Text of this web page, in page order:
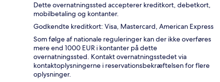
Dette overnatningssted accepterer kreditkort, debetkort,
mobilbetaling og kontanter.
Godkendte kreditkort: Visa, Mastercard, American Express
Som følge af nationale reguleringer kan der ikke overføres
mere end 1000 EUR i kontanter på dette
overnatningssted. Kontakt overnatningsstedet via
kontaktoplysningerne i reservationsbekræftelsen for flere
oplysninger.